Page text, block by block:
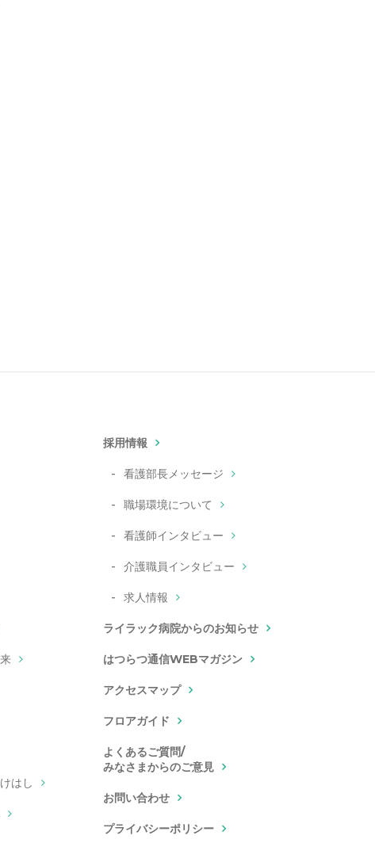
はし
採用情報
看護部長メッセージ
職場環境について
看護師インタビュー
介護職員インタビュー
求人情報
ライラック病院からのお知らせ
はつらつ通信WEBマガジン
アクセスマップ
フロアガイド
よくあるご質問/
みなさまからのご意見
お問い合わせ
プライバシーポリシー